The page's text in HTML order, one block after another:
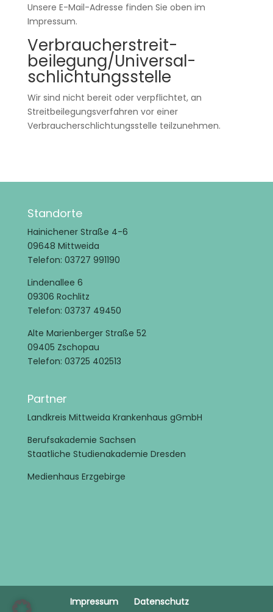
Unsere E-Mail-Adresse finden Sie oben im
Impressum.
Verbraucher­streit­
beilegung/Universal­
schlichtungs­stelle
Wir sind nicht bereit oder verpflichtet, an
Streitbeilegungsverfahren vor einer
Verbraucherschlichtungsstelle teilzunehmen.
Standorte
Hainichener Straße 4-6
09648 Mittweida
Telefon: 03727 991190
Lindenallee 6
09306 Rochlitz
Telefon: 03737 49450
Alte Marienberger Straße 52
09405 Zschopau
Telefon: 03725 402513
Partner
Landkreis Mittweida Krankenhaus gGmbH
Berufsakademie Sachsen
Staatliche Studienakademie Dresden
Medienhaus Erzgebirge
Impressum Datenschutz